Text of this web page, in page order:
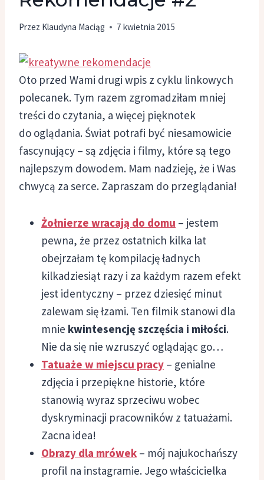
Przez Klaudyna Maciąg 7 kwietnia 2015
Oto przed Wami drugi wpis z cyklu linkowych
polecanek. Tym razem zgromadziłam mniej
treści do czytania, a więcej pięknotek
do oglądania. Świat potrafi być niesamowicie
fascynujący – są zdjęcia i filmy, które są tego
najlepszym dowodem. Mam nadzieję, że i Was
chwycą za serce. Zapraszam do przeglądania!
Żołnierze wracają do domu – jestem
pewna, że przez ostatnich kilka lat
obejrzałam tę kompilację ładnych
kilkadziesiąt razy i za każdym razem efekt
jest identyczny – przez dziesięć minut
zalewam się łzami. Ten filmik stanowi dla
mnie kwintesencję szczęścia i miłości.
Nie da się nie wzruszyć oglądając go…
Tatuaże w miejscu pracy – genialne
zdjęcia i przepiękne historie, które
stanowią wyraz sprzeciwu wobec
dyskryminacji pracowników z tatuażami.
Zacna idea!
Obrazy dla mrówek – mój najukochańszy
profil na instagramie. Jego właścicielka